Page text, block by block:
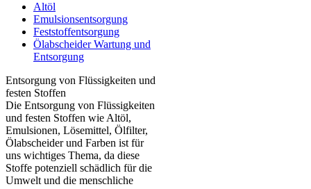
Altöl
Emulsionsentsorgung
Feststoffentsorgung
Ölabscheider Wartung und
Entsorgung
Entsorgung von Flüssigkeiten und
festen Stoffen
Die Entsorgung von Flüssigkeiten
und festen Stoffen wie Altöl,
Emulsionen, Lösemittel, Ölfilter,
Ölabscheider und Farben ist für
uns wichtiges Thema, da diese
Stoffe potenziell schädlich für die
Umwelt und die menschliche